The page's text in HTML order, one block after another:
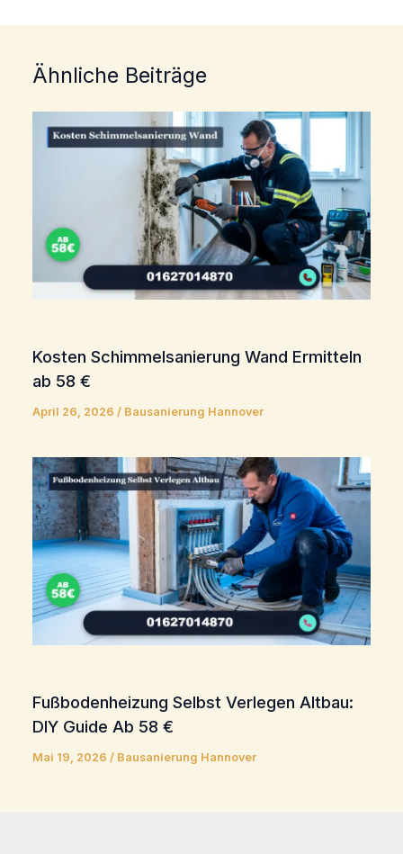
Ähnliche Beiträge
Kosten Schimmelsanierung Wand Ermitteln
ab 58 €
April 26, 2026 / Bausanierung Hannover
Fußbodenheizung Selbst Verlegen Altbau:
DIY Guide Ab 58 €
Mai 19, 2026 / Bausanierung Hannover